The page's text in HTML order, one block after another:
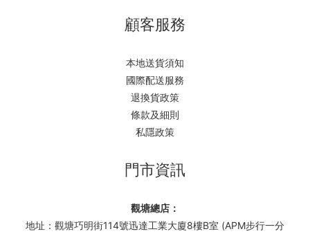
顧客服務
本地送貨須知
國際配送服務
退換貨政策
條款及細則
私隱政策
門市資訊
觀塘總店：
地址：觀塘巧明街114號迅達工業大廈8樓B室 (APM步行一分